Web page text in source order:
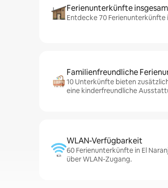
Ferienunterkünfte
Entdecke 70 Ferienunterkünfte
Familienfreundliche
10 Unterkünfte bieten
eine kinderfreundliche
WLAN-Verfügbarkeit
60 Ferienunterkünfte in El
über WLAN-Zugang.